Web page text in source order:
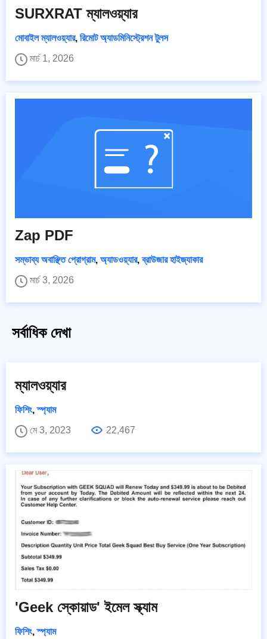
SURXRAT ম্যালওয়্যার
মোবাইল ম্যালওয়্যার, রিমোট অ্যাডমিনিস্ট্রেশন টুলস
মার্চ 1, 2026
Zap PDF
সম্ভাব্য অবাঞ্ছিত প্রোগ্রাম, অ্যাডওয়্যার,ব্রাউজার হাইজ্যাকার
মার্চ 3, 2026
সর্বাধিক দেখা
ম্যালওয়্যার
ফিশিং,স্প্যাম
মে 3, 2023
22,467
'Geek স্কোয়াড' ইমেল স্ক্যাম
ফিশিং,স্প্যাম